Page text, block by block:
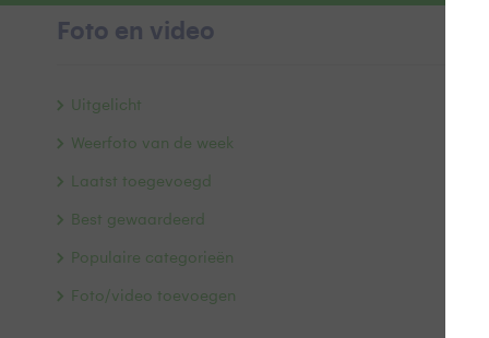
Foto en video
Uitgelicht
Weerfoto van de week
Laatst toegevoegd
Best gewaardeerd
Populaire categorieën
Foto/video toevoegen